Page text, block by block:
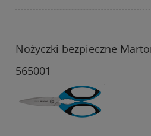
Nożyczki bezpieczne
565001